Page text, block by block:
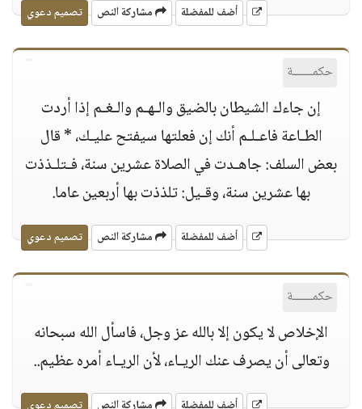
أضف للمفضلة مشاركة النص تصميم دعوي
حكمــــــة
إن جاءك الشيطان بالضيق والـهـم والـغـم إذا أردت
الطـاعة فاعـلـم أنك إن فعلتها سيفتح عليـك، * قال
بعض السلف: جاهـدت في الصلاة عشرين سنة، فـتلـذذت
بها عشرين سنة، وقـيل: تلذذت بها أربعين عاما.
أضف للمفضلة مشاركة النص تصميم دعوي
حكمــــــة
الإخلاص لا يكون إلا بالله عز وجل، فاسأل الله سبحانه
وتعالى أن يصرف عنك الريـاء، لأن الريـاء أمره عظيم..